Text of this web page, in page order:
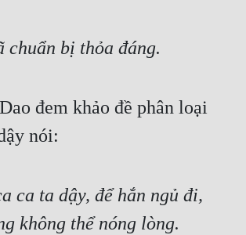
chuẩn bị thỏa đáng.
đem khảo đề phân loại
nói:
ca ta dậy, để hắn ngủ đi,
không thể nóng lòng.